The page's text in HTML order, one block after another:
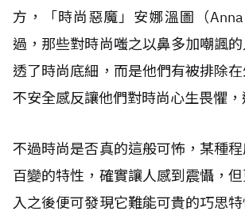
方，「時尚惡魔」安娜溫圖（
過，那些對時尚嗤之以鼻多加嘲諷
透了時尚底細，而是他們有被排除
不安全感反讓他們對時尚心生畏懼，
不過時尚是否真的這般可怖，某種
百變的特性，確實讓人感到震懾，
入之後便可發現它難能可貴的巧思特